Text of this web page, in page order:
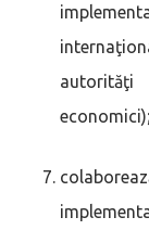
economici);